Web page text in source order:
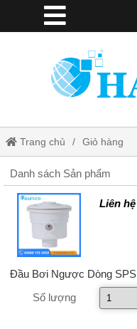
Trang chủ Giỏ hàng
Danh sách Sản phẩm
Liên hệ
Đầu Bơi Ngược Dòng SPS
Số lượng